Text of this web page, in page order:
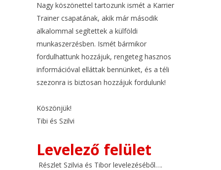
Nagy köszönettel tartozunk ismét a Karrier
Trainer csapatának, akik már második
alkalommal segítettek a külföldi
munkaszerzésben. Ismét bármikor
fordulhattunk hozzájuk, rengeteg hasznos
információval elláttak bennünket, és a téli
szezonra is biztosan hozzájuk fordulunk!
Köszönjük!
Tibi és Szilvi
Levelező felület
Részlet Szilvia és Tibor levelezéséből….